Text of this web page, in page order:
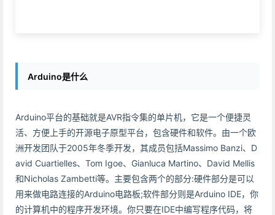
Arduino是什么
Arduino平台的基础就是AVR指令集的单片机，它是一个便捷灵
活、方便上手的开源电子原型平台，包含硬件和软件。由一个欧
洲开发团队于2005年冬季开发，其成员包括Massimo Banzi、D
avid Cuartielles、Tom Igoe、Gianluca Martino、David Mellis
和Nicholas Zambetti等。主要包含两个的部分:硬件部分是可以
用来做电路连接的Arduino电路板;软件部分则是Arduino IDE，你
的计算机中的程序开发环境。你只要在IDE中编写程序代码，将